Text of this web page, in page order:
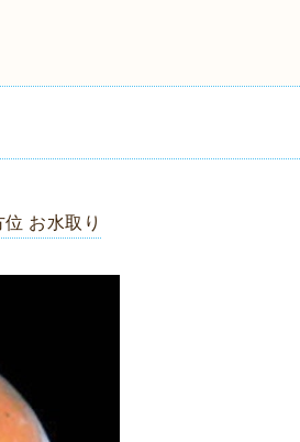
お水取り